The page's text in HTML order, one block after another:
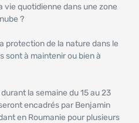
vie quotidienne dans une zone
?
protection de la nature dans le
sont à maintenir ou bien à
durant la semaine du 15 au 23
encadrés par Benjamin
en Roumanie pour plusieurs